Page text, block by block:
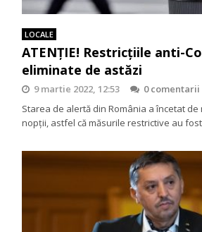
LOCALE
ATENȚIE! Restricțiile anti-
eliminate de astăzi
9 martie 2022, 12:53
0 comentarii
Starea de alertă din România a încetat de
nopții, astfel că măsurile restrictive au